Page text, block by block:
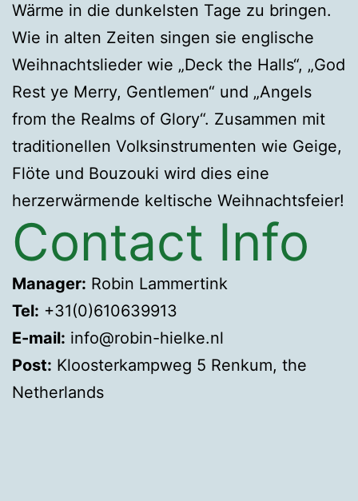
Wärme in die dunkelsten Tage zu bringen.
Wie in alten Zeiten singen sie englische
Weihnachtslieder wie „Deck the Halls“, „God
Rest ye Merry, Gentlemen“ und „Angels
from the Realms of Glory“. Zusammen mit
traditionellen Volksinstrumenten wie Geige,
Flöte und Bouzouki wird dies eine
herzerwärmende keltische Weihnachtsfeier!
Contact Info
Manager: Robin Lammertink
Tel: +31(0)610639913
E-mail: info@robin-hielke.nl
Post: Kloosterkampweg 5 Renkum, the
Netherlands